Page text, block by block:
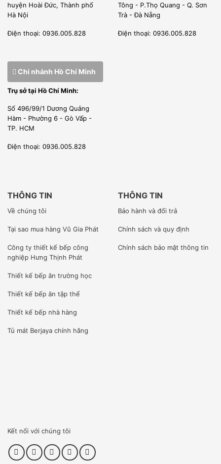
Hình ảnh núm điều chỉnh lò nướng gas salamander Rinnai
–
Lò nướng gas salamander
nướng thịt, hải sản ..
ĐẶC ĐIỂM NỔI BẬT LÒ NƯỚNG GAS
SALAMANDER RINNA 610N
* Lò sử dụng nhiên liệu gas, có 6 họng đốt được làm từ loại
gốm chịu nhiệt chuyên dụng. Nhiệt lượng được phát ra từ
huyện Hoài Đức, Thành phố
Hà Nội
Điện thoại: 0936.005.828
Tông - P.Thọ Quang - Q. Sơn
Trà - Đà Nẵng
Điện thoại: 0936.005.828
Chi nhánh Hồ Chí Minh
Trụ sở tại Hồ Chí Minh:
Số 496/99/1 Dương Quảng
Hàm - Phường 6 - Gò Vấp -
TP. HCM
Điện thoại: 0936.005.828
THÔNG TIN
Về chúng tôi
Tại sao mua hàng Vũ Gia Phát
Công ty thiết kế bếp công
nghiệp Hưng Thịnh Phát
Thiết kế bếp ăn trường học
Thiết kế bếp ăn tập thể
Thiết kế bếp nhà hàng
Tủ mát Berjaya chính hãng
THÔNG TIN
Bảo hành và đổi trả
Chính sách và quy định
Chính sách bảo mật thông tin
Kết nối với chúng tôi